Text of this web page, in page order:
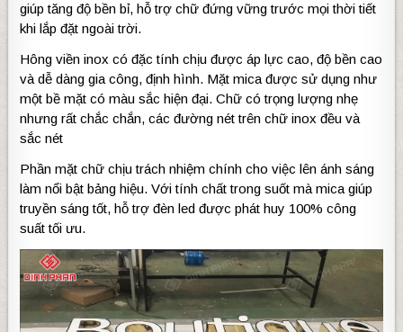
giúp tăng độ bền bỉ, hỗ trợ chữ đứng vững trước mọi thời tiết
khi lắp đặt ngoài trời.
Hông viền inox có đặc tính chịu được áp lực cao, độ bền cao
và dễ dàng gia công, định hình. Mặt mica được sử dụng như
một bề mặt có màu sắc hiện đại. Chữ có trọng lượng nhẹ
nhưng rất chắc chắn, các đường nét trên chữ inox đều và
sắc nét
Phần mặt chữ chịu trách nhiệm chính cho việc lên ánh sáng
làm nổi bật bảng hiệu. Với tính chất trong suốt mà mica giúp
truyền sáng tốt, hỗ trợ đèn led được phát huy 100% công
suất tối ưu.